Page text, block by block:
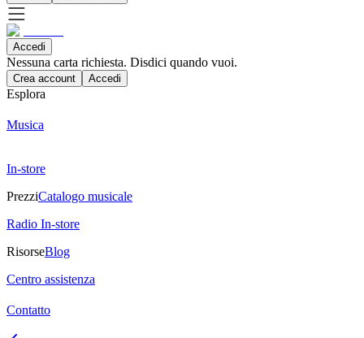
Accedi
Nessuna carta richiesta. Disdici quando vuoi.
Crea account Accedi
Esplora
Musica
In-store
PrezziCatalogo musicale
Radio In-store
RisorseBlog
Centro assistenza
Contatto